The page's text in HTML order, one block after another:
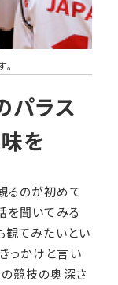
パラス
を
るのが初めて
を聞いてみる
観てみたいとい
っかけと言い
競技の奥深さ